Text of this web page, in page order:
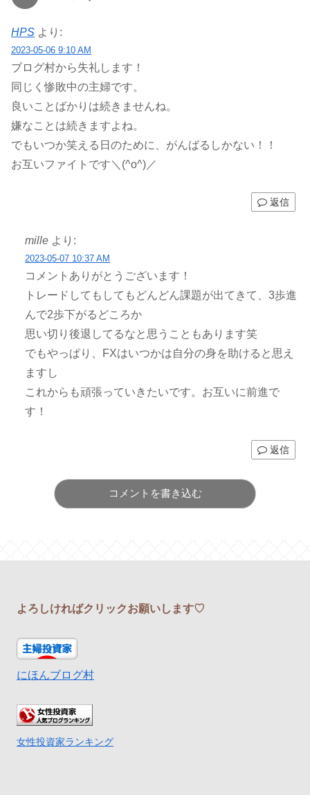
HPS より:
2023-05-06 9:10 AM
ブログ村から失礼します！
同じく惨敗中の主婦です。
良いことばかりは続きませんね。
嫌なことは続きますよね。
でもいつか笑える日のために、がんばるしかない！！
お互いファイトです＼(^o^)／
返信
mille より:
2023-05-07 10:37 AM
コメントありがとうございます！
トレードしてもしてもどんどん課題が出てきて、3歩進
んで2歩下がるどころか
思い切り後退してるなと思うこともあります笑
でもやっぱり、FXはいつかは自分の身を助けると思え
ますし
これからも頑張っていきたいです。お互いに前進で
す！
返信
コメントを書き込む
よろしければクリックお願いします♡
にほんブログ村
女性投資家ランキング